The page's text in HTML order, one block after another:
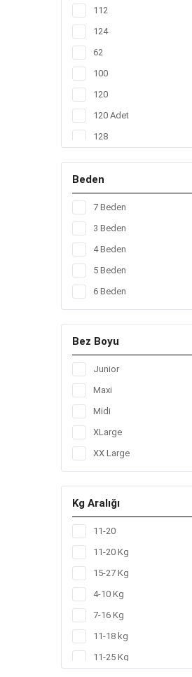
112
124
62
100
120
120 Adet
128
156
42
51
56
60
64
72
78
80
90
96
Beden
7 Beden
3 Beden
4 Beden
5 Beden
6 Beden
Bez Boyu
Junior
Maxi
Midi
XLarge
XX Large
Kg Aralığı
11-20
11-20 Kg
15-27 Kg
4-10 Kg
7-16 Kg
11-18 kg
11-25 Kg